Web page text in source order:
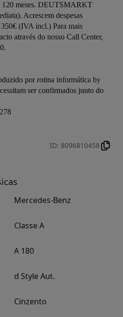
120 meses. DEUTSMARKT
Acrescem despesas
(IVA incl.) Para mais
através do nosso Call Center,
ser confirmados junto do
ID: 8096810458
Mercedes-Benz
Classe A
A 180
d Style Aut.
Cinzento